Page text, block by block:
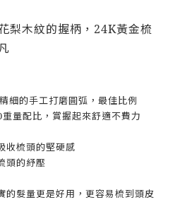
梨木紋的握柄，24K黃金梳
細的手工打磨圓弧，最佳比例
量配比，賞握起來舒適不費力
收梳頭的堅硬感
頭的紓壓
的髮量更是好用，更容易梳到頭皮